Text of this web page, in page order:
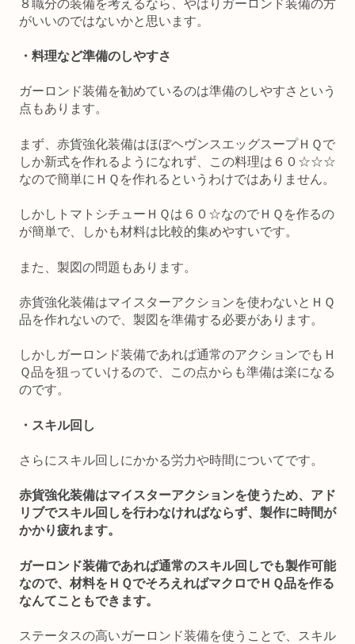
８職分の装備を考えるなら、やはりガーロンド装備の方
がいいのではないかと思います。
・料理など準備のしやすさ
ガーロンド装備を勧めているのは準備のしやすさという
点もあります。
まず、赤貨強化装備はほぼヘヴンスエッグスープＨＱで
しか新式を作れるようになれず、この料理は６０☆☆☆
なので簡単にＨＱを作れるというわけではありません。
しかしトマトシチューＨＱは６０☆なのでＨＱを作るの
が簡単で、しかも材料は比較的集めやすいです。
また、製図の問題もあります。
赤貨強化装備はマイスターアクションを使わないとＨＱ
品を作れないので、製図を準備する必要があります。
しかしガーロンド装備であれば通常のアクションでもＨ
Ｑ品を狙っていけるので、この点からも準備は楽になる
のです。
・スキル回し
さらにスキル回しにかかる労力や時間についてです。
赤貨強化装備はマイスターアクションを使うため、アド
リブでスキル回しを行わなければならず、製作に時間が
かかり疲れます。
ガーロンド装備であれば通常のスキル回しでも製作可能
なので、材料をＨＱでそろえればマクロでＨＱ品を作る
なんてこともできます。
ステータスの高いガーロンド装備を使うことで、スキル